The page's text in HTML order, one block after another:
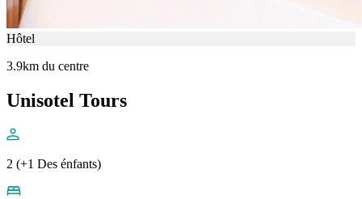
Hôtel
3.9km du centre
Unisotel Tours
2 (+1 Des énfants)